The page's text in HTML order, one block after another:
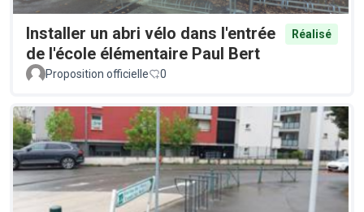
Installer un abri vélo dans l'entrée
de l'école élémentaire Paul Bert
Réalisé
Proposition officielle 0